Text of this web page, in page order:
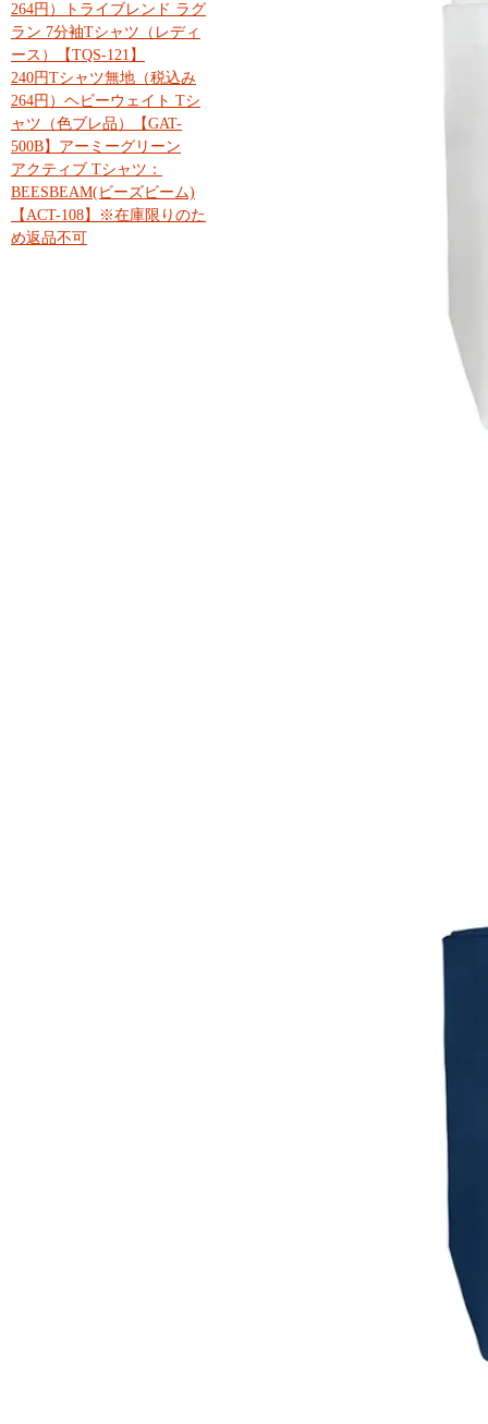
264円）トライブレンド ラグ
ラン 7分袖Tシャツ（レディ
ース）【TQS-121】
240円Tシャツ無地（税込み
264円）ヘビーウェイト Tシ
ャツ（色ブレ品）【GAT-
500B】アーミーグリーン
アクティブ Tシャツ：
BEESBEAM(ビーズビーム)
【ACT-108】※在庫限りのた
め返品不可